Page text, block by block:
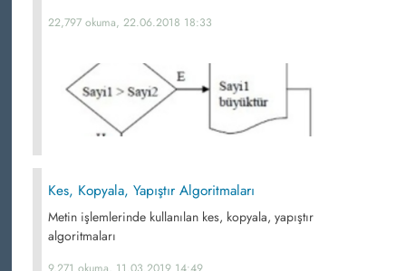
22,797 okuma, 22.06.2018 18:33
Kes, Kopyala, Yapıştır Algoritmaları
Metin işlemlerinde kullanılan kes, kopyala, yapıştır
algoritmaları